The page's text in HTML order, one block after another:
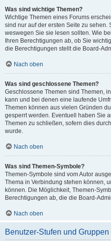
Was sind wichtige Themen?
Wichtige Themen eines Forums
sind nur auf der ersten Seite zu
weswegen Sie sie lesen sollten. Wie
Ihren Berechtigungen ab, ob Sie
die Berechtigungen stellt die Board-
Nach oben
Was sind geschlossene Themen?
Geschlossene Themen sind Themen,
kann und bei denen eine laufende
Themen können aus vielen Gründen
gesperrt werden. Eventuell haben Sie
Themen zu schließen, sofern dies
wurde.
Nach oben
Was sind Themen-Symbole?
Themen-Symbole sind vom Autor
Thema in Verbindung stehen können,
können. Die Möglichkeit, Themen-
Berechtigungen ab, die die Board-
Nach oben
Benutzer-Stufen und Gruppen